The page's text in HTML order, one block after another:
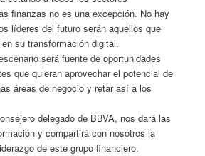
finanzas no es una excepción. No hay
líderes del futuro serán aquellos que
su transformación digital.
será fuente de oportunidades
que quieran aprovechar el potencial de
áreas de negocio y retar así a los
delegado de BBVA, nos dará las
y compartirá con nosotros la
de este grupo financiero.